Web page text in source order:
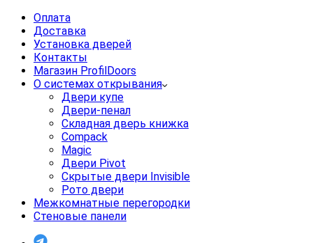
Оплата
Доставка
Установка дверей
Контакты
Магазин ProfilDoors
О системах открывания
Двери купе
Двери-пенал
Складная дверь книжка
Compack
Magic
Двери Pivot
Скрытые двери Invisible
Рото двери
Межкомнатные перегородки
Стеновые панели